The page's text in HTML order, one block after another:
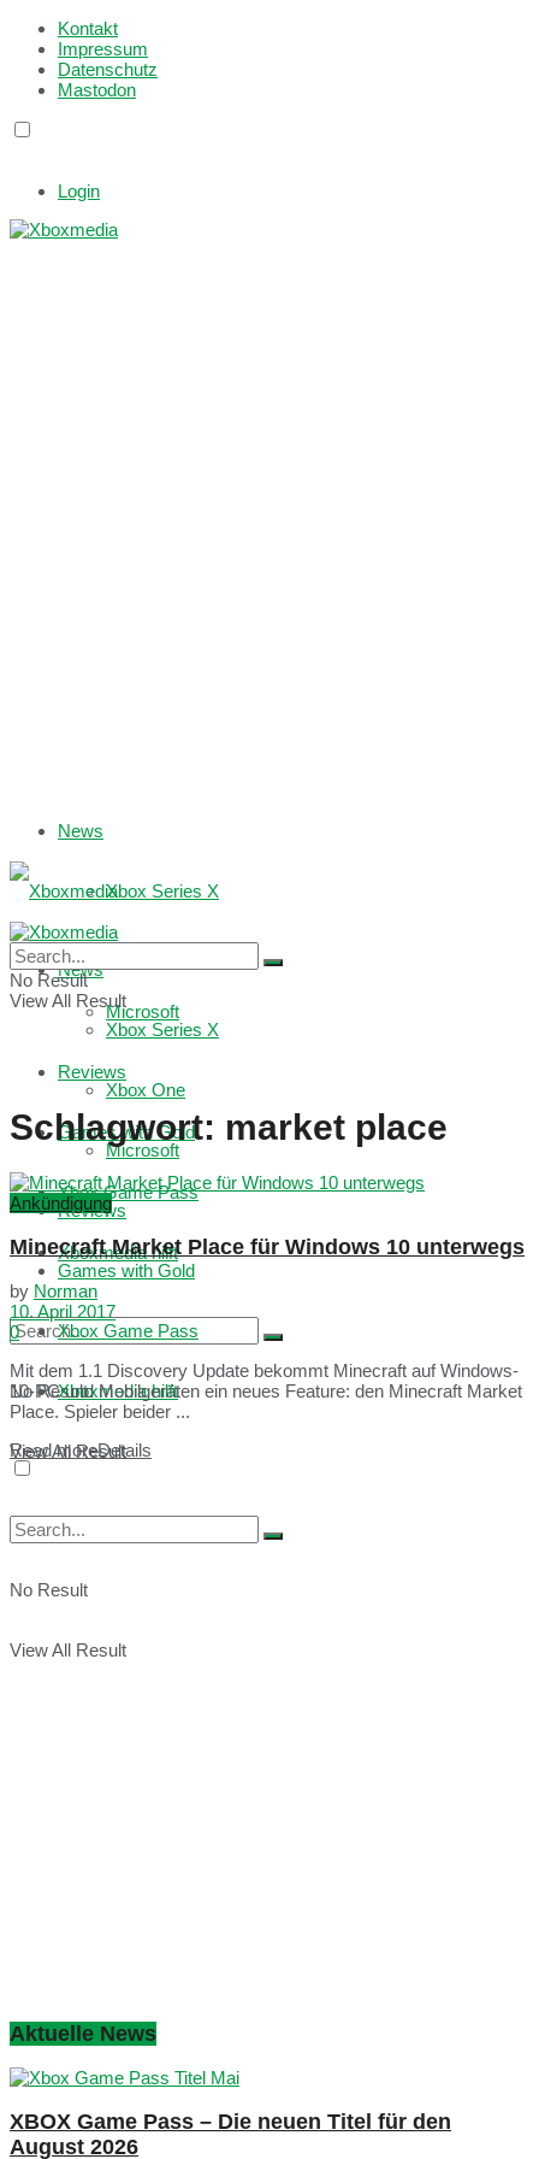
Kontakt
Impressum
Datenschutz
Mastodon
Login
News
Xbox Series X
Microsoft
Reviews
Games with Gold
Xbox Game Pass
Xboxmedia hilft
No Result
View All Result
News
Xbox Series X
Xbox One
Microsoft
Reviews
Games with Gold
Xbox Game Pass
Xboxmedia hilft
No Result
View All Result
No Result
View All Result
Schlagwort: market place
Ankündigung
Minecraft Market Place für Windows 10 unterwegs
by Norman
10. April 2017
0
Mit dem 1.1 Discovery Update bekommt Minecraft auf Windows-
10-PC und Mobilgeräten ein neues Feature: den Minecraft Market
Place. Spieler beider ...
Read moreDetails
Aktuelle News
XBOX Game Pass – Die neuen Titel für den
August 2026